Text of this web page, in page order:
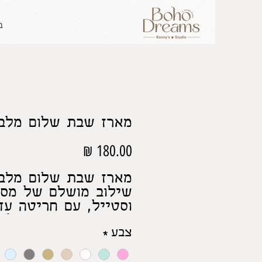
מארז שבת שלום
מארז שבת שלום
שילוב מושלם של
וסטייל, עם חריטה
הדלקת נרות.
פריט מיוחד שיכניס
צבע *